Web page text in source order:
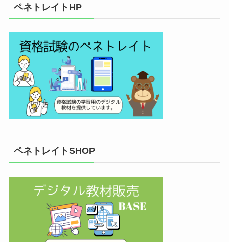
ペネトレイトHP
ペネトレイトSHOP